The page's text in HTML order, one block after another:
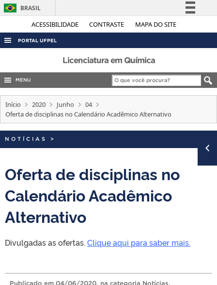
ACESSIBILIDADE CONTRASTE MAPA DO SITE
BRASIL
Simplifique!
Legislação
Canais
PORTAL UFPEL
ACESSO À INFORMAÇÃO
AUDITORIA
CONCURSOS
EDITAIS
INTERNACIONAL
PORTARIAS
Licenciatura em Química
MENU
Início 2020 Junho
04
Oferta de disciplinas no Calendário Acadêmico Alternativo
NOTÍCIAS >
Oferta de disciplinas no
Calendário Acadêmico
Alternativo
Divulgadas as ofertas. Clique aqui para saber mais.
Publicado em 04/06/2020, na categoria Notícias.